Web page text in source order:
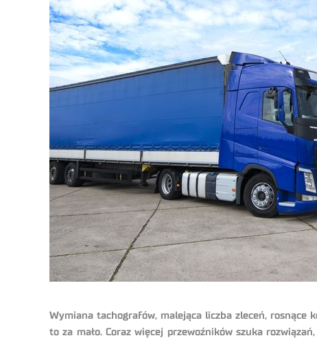
Wymiana tachografów, malejąca liczba zleceń, rosnące
to za mało. Coraz więcej przewoźników szuka